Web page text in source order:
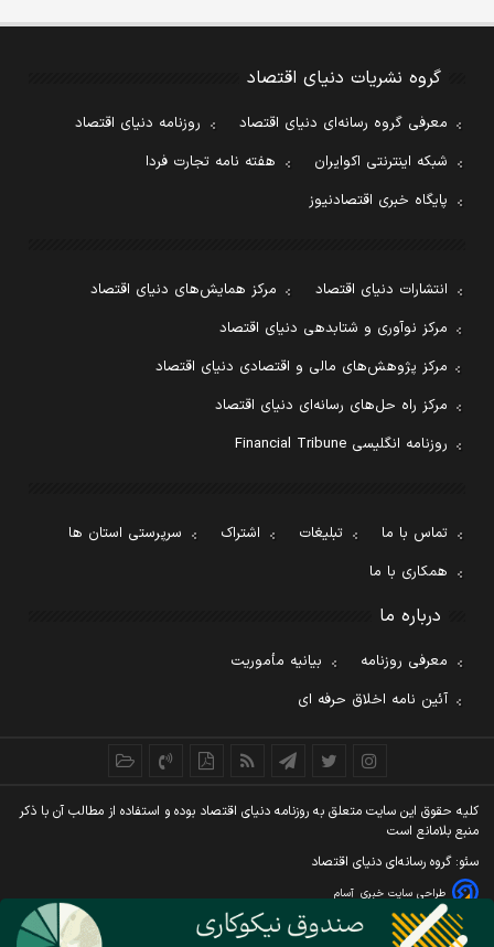
گروه نشریات دنیای اقتصاد
معرفی گروه رسانه‌ای دنیای اقتصاد
روزنامه دنیای اقتصاد
شبکه اینترنتی اکوایران
هفته نامه تجارت فردا
پایگاه خبری اقتصادنیوز
انتشارات دنیای اقتصاد
مرکز همایش‌های دنیای اقتصاد
مرکز نوآوری و شتابدهی دنیای اقتصاد
مرکز پژوهش‌های مالی و اقتصادی دنیای اقتصاد
مرکز راه حل‌های رسانه‌ای دنیای اقتصاد
روزنامه انگلیسی Financial Tribune
تماس با ما تبلیغات اشتراک
سرپرستی استان ها
همکاری با ما
درباره ما
معرفی روزنامه
بیانیه مأموریت
آئین نامه اخلاق حرفه ای
کليه حقوق اين سايت متعلق به روزنامه دنيای اقتصاد بوده و استفاده از مطالب آن با ذکر
منبع بلامانع است
سئو: گروه رسانه‌ای دنیای اقتصاد
طراحی سایت خبری آسام